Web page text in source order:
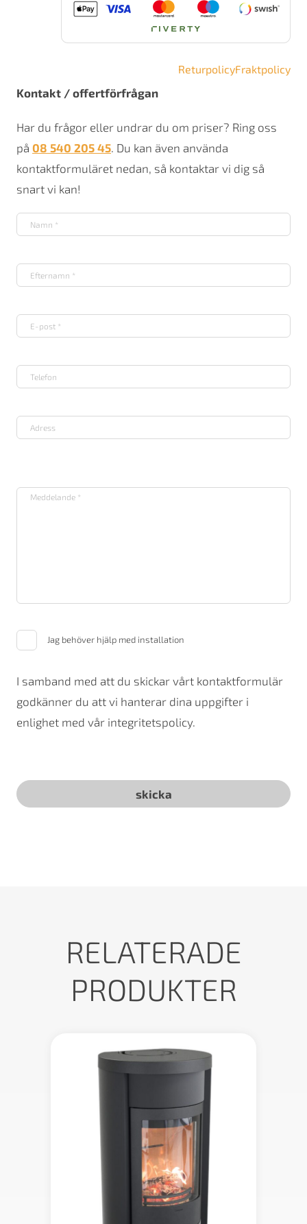
ReturpolicyFraktpolicy
Kontakt / offertförfrågan
Har du frågor eller undrar du om priser? Ring oss
på 08 540 205 45. Du kan även använda
kontaktformuläret nedan, så kontaktar vi dig så
snart vi kan!
Jag behöver hjälp med installation
I samband med att du skickar vårt kontaktformulär
godkänner du att vi hanterar dina uppgifter i
enlighet med vår integritetspolicy.
RELATERADE
PRODUKTER